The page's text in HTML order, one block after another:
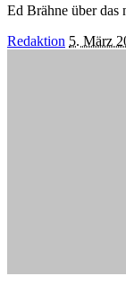
Ed Brähne über
Posted
Redaktion 5. März